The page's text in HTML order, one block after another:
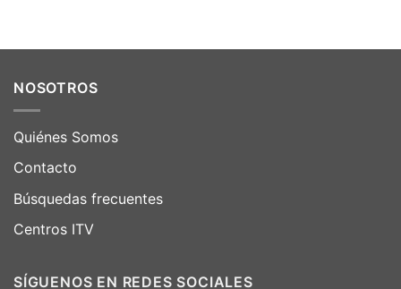
NOSOTROS
Quiénes Somos
Contacto
Búsquedas frecuentes
Centros ITV
SÍGUENOS EN REDES SOCIALES